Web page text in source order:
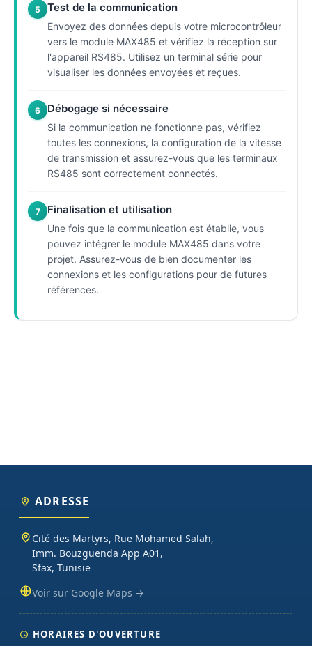
5 Test de la communication
Envoyez des données depuis votre microcontrôleur
vers le module MAX485 et vérifiez la réception sur
l'appareil RS485. Utilisez un terminal série pour
visualiser les données envoyées et reçues.
6 Débogage si nécessaire
Si la communication ne fonctionne pas, vérifiez
toutes les connexions, la configuration de la vitesse
de transmission et assurez-vous que les terminaux
RS485 sont correctement connectés.
7 Finalisation et utilisation
Une fois que la communication est établie, vous
pouvez intégrer le module MAX485 dans votre
projet. Assurez-vous de bien documenter les
connexions et les configurations pour de futures
références.
ADRESSE
Cité des Martyrs, Rue Mohamed Salah,
Imm. Bouzguenda App A01,
Sfax, Tunisie
Voir sur Google Maps →
HORAIRES D'OUVERTURE